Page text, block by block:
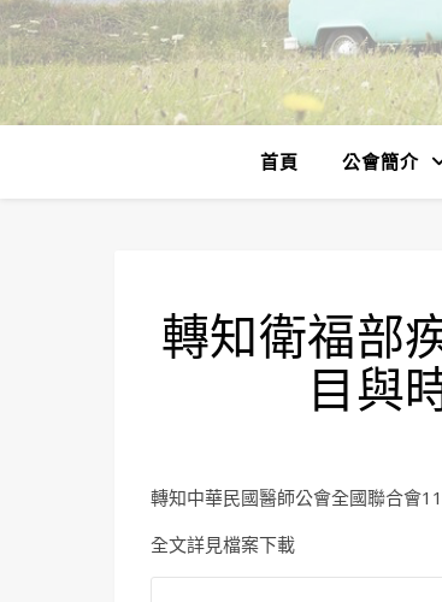
首頁 公會簡介
轉知衛福部
目與
轉知中華民國醫師公會全國聯合會
全文詳見檔案下載